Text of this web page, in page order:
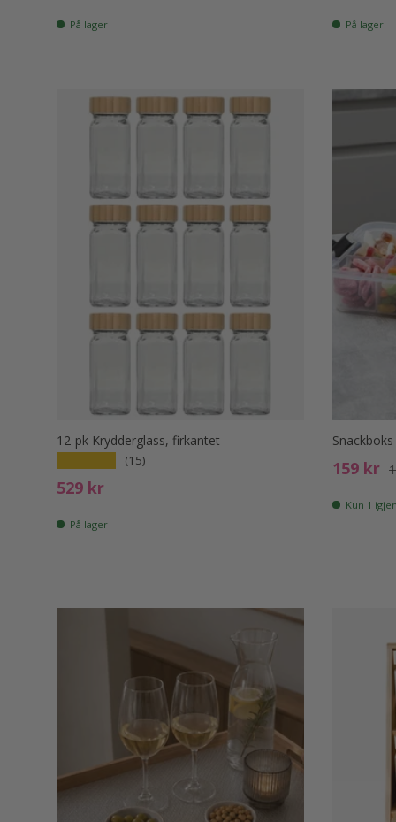
På lager På lager
12-pk Krydderglass, firkantet
(15)
Ord. pris
529 kr
På lager
159 kr
Kun 1